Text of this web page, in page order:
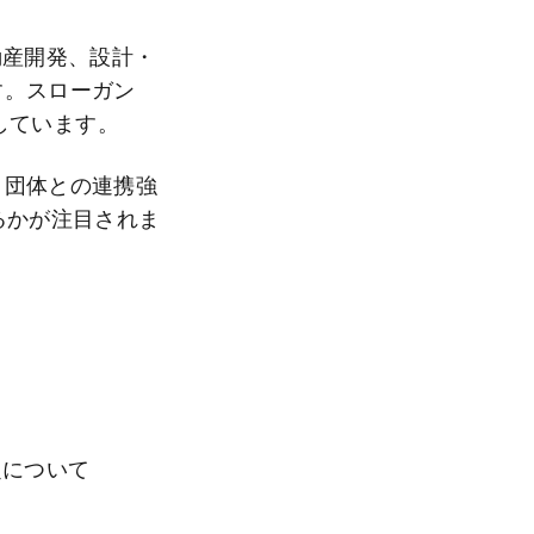
開発、設計・
スローガン
います。
体との連携強
が注目されま
ついて